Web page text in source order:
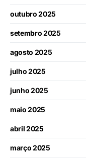
outubro 2025
setembro 2025
agosto 2025
julho 2025
junho 2025
maio 2025
abril 2025
março 2025